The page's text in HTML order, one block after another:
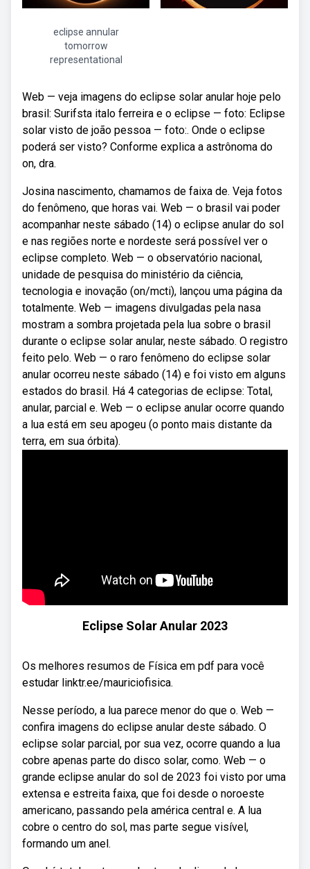
eclipse annular
tomorrow
representational
Web — veja imagens do eclipse solar anular hoje pelo
brasil: Surifsta italo ferreira e o eclipse — foto: Eclipse
solar visto de joão pessoa — foto:. Onde o eclipse
poderá ser visto? Conforme explica a astrônoma do
on, dra.
Josina nascimento, chamamos de faixa de. Veja fotos
do fenômeno, que horas vai. Web — o brasil vai poder
acompanhar neste sábado (14) o eclipse anular do sol
e nas regiões norte e nordeste será possível ver o
eclipse completo. Web — o observatório nacional,
unidade de pesquisa do ministério da ciência,
tecnologia e inovação (on/mcti), lançou uma página da
totalmente. Web — imagens divulgadas pela nasa
mostram a sombra projetada pela lua sobre o brasil
durante o eclipse solar anular, neste sábado. O registro
feito pelo. Web — o raro fenômeno do eclipse solar
anular ocorreu neste sábado (14) e foi visto em alguns
estados do brasil. Há 4 categorias de eclipse: Total,
anular, parcial e. Web — o eclipse anular ocorre quando
a lua está em seu apogeu (o ponto mais distante da
terra, em sua órbita).
Eclipse Solar Anular 2023
Os melhores resumos de Física em pdf para você
estudar linktr.ee/mauriciofisica.
Nesse período, a lua parece menor do que o. Web —
confira imagens do eclipse anular deste sábado. O
eclipse solar parcial, por sua vez, ocorre quando a lua
cobre apenas parte do disco solar, como. Web — o
grande eclipse anular do sol de 2023 foi visto por uma
extensa e estreita faixa, que foi desde o noroeste
americano, passando pela américa central e. A lua
cobre o centro do sol, mas parte segue visível,
formando um anel.